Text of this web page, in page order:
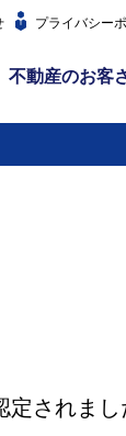
プライバシー
不動産のお客
定されまし